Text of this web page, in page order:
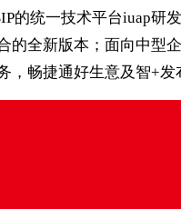
的统一技术平台iuap研
的全新版本；面向中型
，畅捷通好生意及智+发